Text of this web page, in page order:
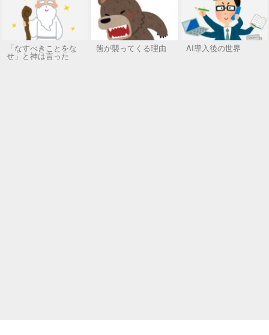
「なすべきことをな
せ」と神は言った
熊が襲ってくる理由 AI導入後の世界